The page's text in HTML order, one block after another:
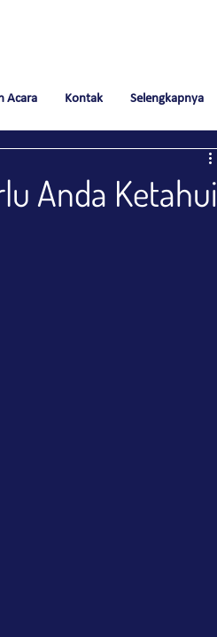
Acara Kontak Selengkapnya
Anda Ketahui